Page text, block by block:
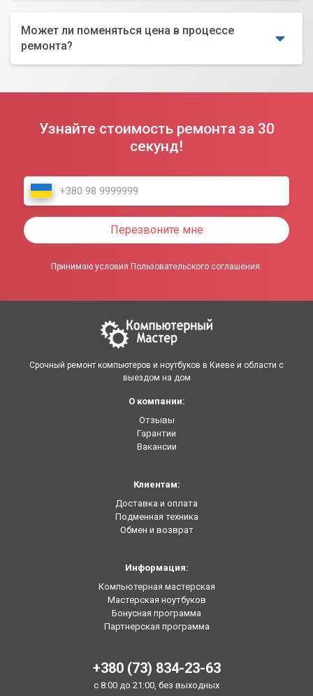
Может ли поменяться цена в процессе
ремонта?
Узнайте стоимость ремонта за 30
секунд!
Перезвоните мне
Принимаю условия Пользовательского соглашения.
Срочный ремонт компьютеров и ноутбуков в Киеве и области с
выездом на дом
О компании:
Отзывы
Гарантии
Вакансии
Клиентам:
Доставка и оплата
Подменная техника
Обмен и возврат
Информация:
Компьютерная мастерская
Мастерская ноутбуков
Бонусная программа
Партнерская программа
+380 (73) 834-23-63
с 8:00 до 21:00, без выходных